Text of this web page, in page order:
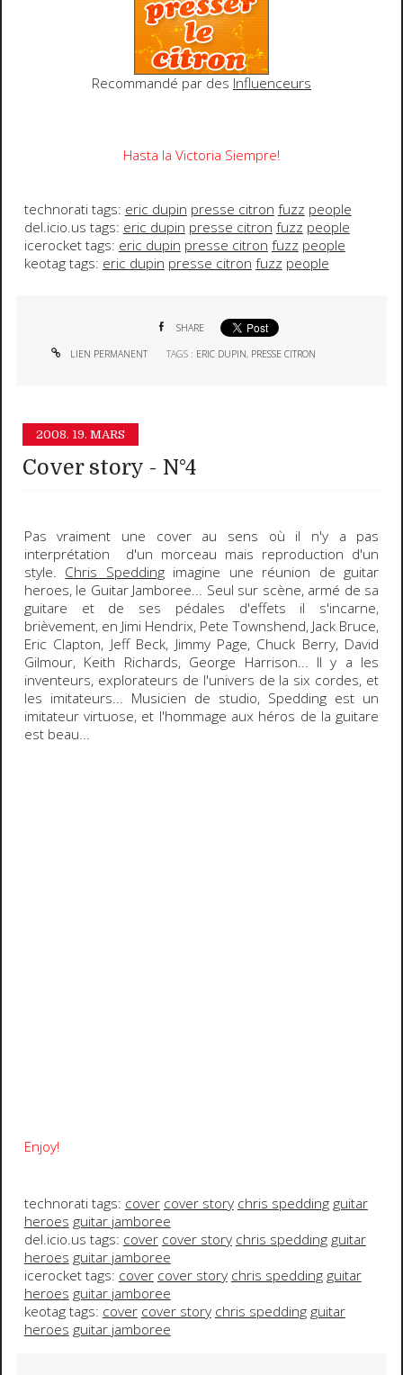
Recommandé par des Influenceurs
Hasta la Victoria Siempre!
technorati tags: eric dupin presse citron fuzz people
del.icio.us tags: eric dupin presse citron fuzz people
icerocket tags: eric dupin presse citron fuzz people
keotag tags: eric dupin presse citron fuzz people
SHARE
LIEN PERMANENT TAGS : ERIC DUPIN, PRESSE CITRON
2008. 19. MARS
Cover story - N°4
Pas vraiment une cover au sens où il n'y a pas
interprétation d'un morceau mais reproduction d'un
style. Chris Speddingimagine une réunion de guitar
heroes, le Guitar Jamboree... Seul sur scène, armé de sa
guitare et de ses pédales d'effets il s'incarne,
brièvement, en Jimi Hendrix, Pete Townshend, Jack Bruce,
Eric Clapton, Jeff Beck, Jimmy Page, Chuck Berry, David
Gilmour, Keith Richards, George Harrison... Il y a les
inventeurs, explorateurs de l'univers de la six cordes, et
les imitateurs... Musicien de studio, Spedding est un
imitateur virtuose, et l'hommage aux héros de la guitare
est beau...
Enjoy!
technorati tags: cover cover story chris speddingguitar
heroes guitar jamboree
del.icio.us tags: cover cover story chris speddingguitar
heroes guitar jamboree
icerocket tags: cover cover story chris speddingguitar
heroes guitar jamboree
keotag tags: cover cover story chris speddingguitar
heroes guitar jamboree